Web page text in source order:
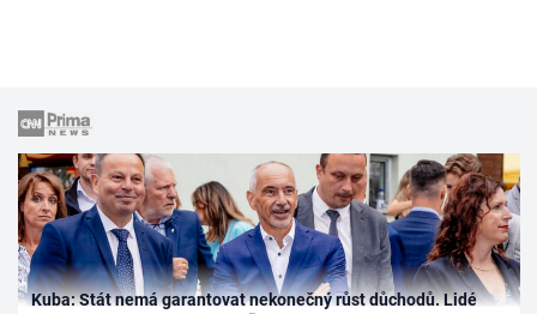
Kuba: Stát nemá garantovat nekonečný růst důchodů. Lidé